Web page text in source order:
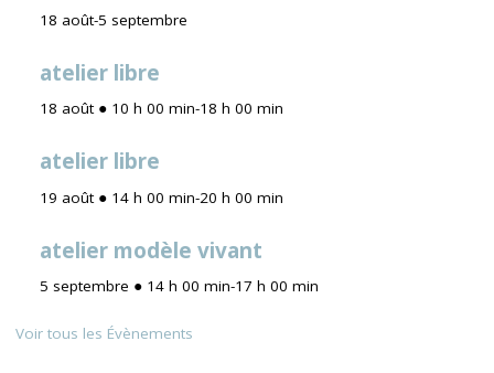
18 août-5 septembre
atelier libre
18 août ● 10 h 00 min-18 h 00 min
atelier libre
19 août ● 14 h 00 min-20 h 00 min
atelier modèle vivant
5 septembre ● 14 h 00 min-17 h 00 min
Voir tous les Évènements